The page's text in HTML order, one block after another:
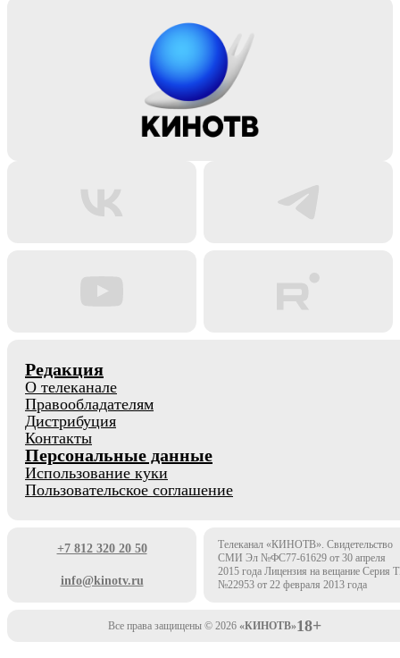
Редакция
О телеканале
Правообладателям
Дистрибуция
Контакты
Персональные данные
Использование куки
Пользовательское соглашение
+7 812 320 20 50
info@kinotv.ru
Телеканал «КИНОТВ». Свидетельство
СМИ Эл №ФС77-61629 от 30 апреля
2015 года Лицензия на вещание Серия
№22953 от 22 февраля 2013 года
Все права защищены © 2026 «КИНОТВ»18+